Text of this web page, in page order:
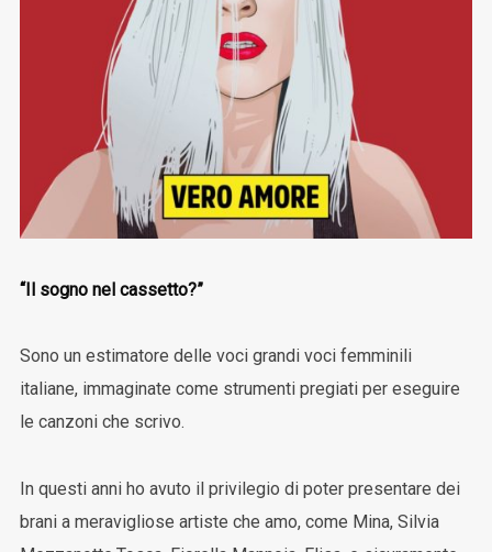
“Il sogno nel cassetto?”
Sono un estimatore delle voci grandi voci femminili
italiane, immaginate come strumenti pregiati per eseguire
le canzoni che scrivo.
In questi anni ho avuto il privilegio di poter presentare dei
brani a meravigliose artiste che amo, come Mina, Silvia